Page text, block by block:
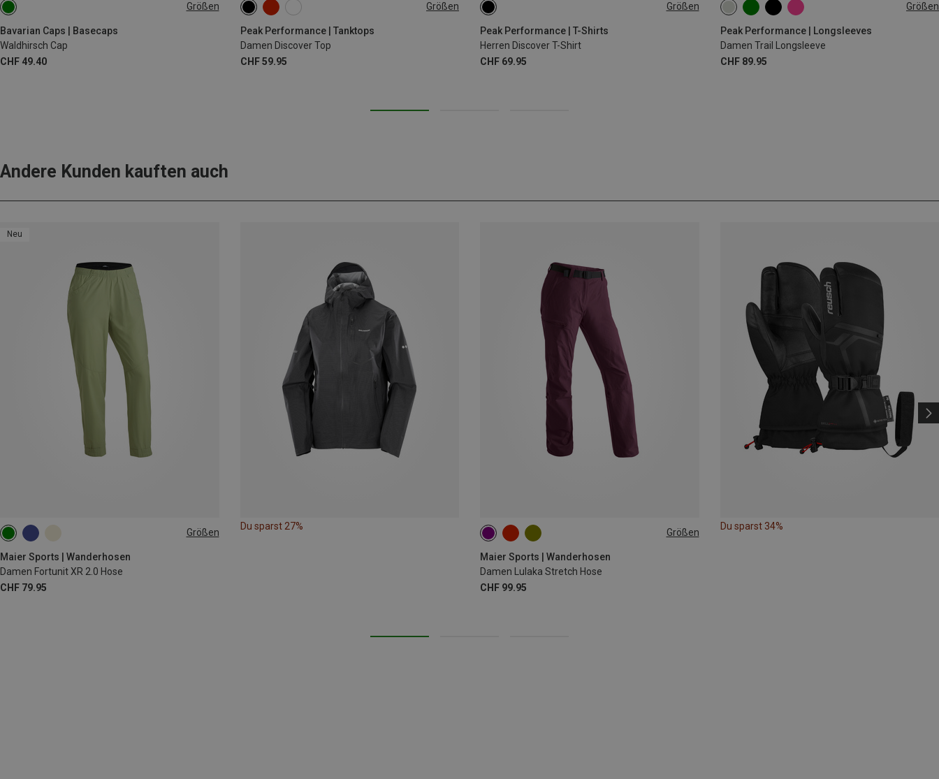
Größen
Bavarian Caps | Basecaps
Waldhirsch Cap
CHF 49.40
ONE SIZE Größen
Peak Performance | Tanktops
Damen Discover Top
CHF 59.95
XS S M Größen
Peak Performance | T-Shirts
Herren Discover T-Shirt
CHF 69.95
S Größen
Peak Performance | Longsleeves
Damen Trail Longsleeve
CHF 89.95
S M L
Andere Kunden kauften auch
Neu
Größen
Maier Sports | Wanderhosen
Damen Fortunit XR 2.0 Hose
CHF 79.95
XS S
Du sparst 27%
Größen
Maier Sports | Wanderhosen
Damen Lulaka Stretch Hose
CHF 99.95
3XL
Du sparst 34%